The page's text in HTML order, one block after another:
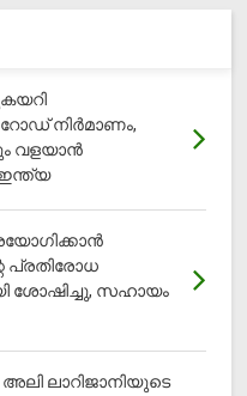
നിർമാണം,
വളയാൻ
പ്രതിരോധ
ശോഷിച്ചു, സഹായം
ലാറിജാനിയുടെ